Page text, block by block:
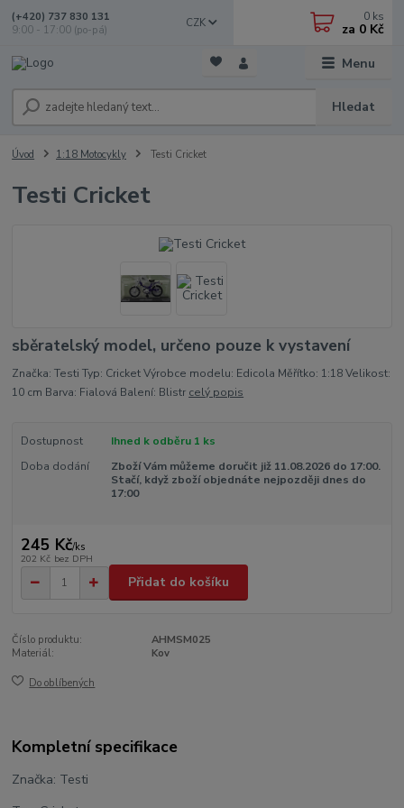
Menu
CZK
Hledat
(+420) 737 830 131
9:00 - 17:00 (po-pá)
0 ks
za 0 Kč
Úvod 1:18 Motocykly Testi Cricket
Testi Cricket
sběratelský model, určeno pouze k vystavení
Značka: Testi Typ: Cricket Výrobce modelu: Edicola Měřítko: 1:18 Velikost:
10 cm Barva: Fialová Balení: Blistr celý popis
Dostupnost
Ihned k odběru 1 ks
Doba dodání
Zboží Vám můžeme doručit již 11.08.2026 do 17:00.
Stačí, když zboží objednáte nejpozději dnes do
17:00
245 Kč/ks
202 Kč bez DPH
Přidat do košíku
Číslo produktu:
AHMSM025
Materiál:
Kov
Do oblíbených
Kompletní specifikace
Značka: Testi